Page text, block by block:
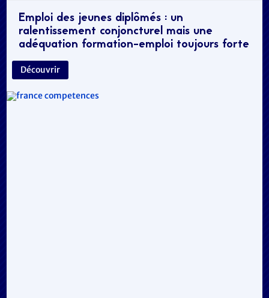
Emploi des jeunes diplômés : un
ralentissement conjoncturel mais une
adéquation formation-emploi toujours forte
Découvrir